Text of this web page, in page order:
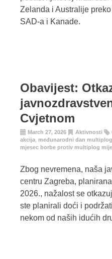
Zelanda i Australije
SAD-a i Kanade.
Obavijest:
Cvjetnom
March 27, 2026 Aktivnosti
akcija međunarodni dan
mjesec borbe protiv multiplog
Zbog nevremena, naša
centru Zagreba,
2026., nažalost se
ste planirali doći i
nekom od naših idućih